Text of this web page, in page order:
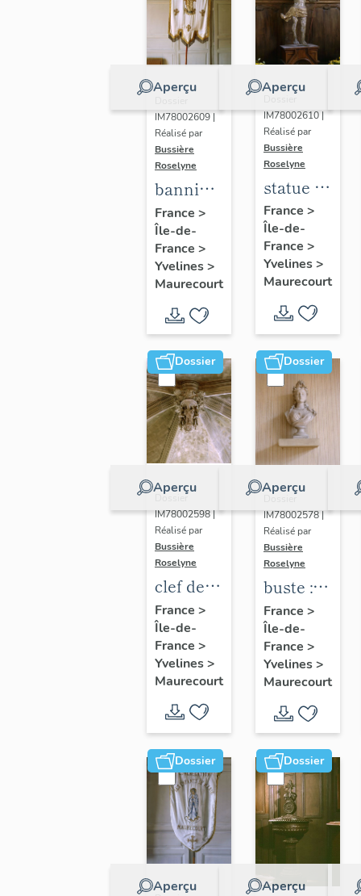
Aperçu
IM78002609 |
Réalisé par
Bussière
Roselyne
bannière
de
procession
:
Immaculée
Conception
France >
Île-de-
France >
Yvelines>
Maurecourt
Aperçu
IM78002610 |
Réalisé par
Bussière
Roselyne
statue :
Christ
glorieux
France >
Île-de-
France >
Yvelines>
Maurecourt
Dossier
Aperçu
Dossier
IM78002598 |
Réalisé par
Bussière
Roselyne
clef de
voûte
pendante
: Vierge
à
l'Enfant
France >
Île-de-
France >
Yvelines>
Maurecourt
Dossier
Aperçu
IM78002578 |
Réalisé par
Bussière
Roselyne
buste :
Marianne
France >
Île-de-
France >
Yvelines>
Maurecourt
Dossier
Aperçu
Dossier
Aperçu